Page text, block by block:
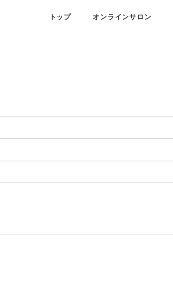
トップ オンラインサロン